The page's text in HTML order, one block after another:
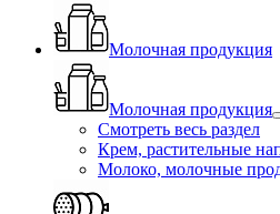
Молочная продукция
Молочная продукция
Смотреть весь раздел
Крем, растительные
Молоко, молочные